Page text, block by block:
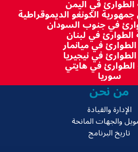
الطوارئ في اليمن
الكونغو الديموقراطية
في جنوب السودان
الطوارئ في لبنان
في ميانمار
في نيجيريا
الطوارئ في هايتي
سوريا
من نحن
الإدارة والقيادة
والجهات المانحة
تاريخ البرنامج